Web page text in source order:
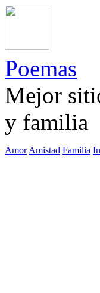
Poemas
Mejor
y familia
Amor Amistad Familia